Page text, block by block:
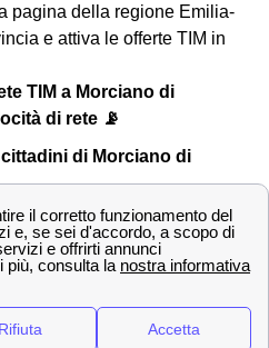
pagina della regione Emilia-
e attiva le offerte TIM in
TIM a Morciano di
di rete 📡
di Morciano di
nelle numeroseproposte
, gli abbonati morcianesi
di usufruire dei tantiservizi